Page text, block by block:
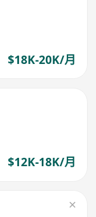
$18K-20K/月
$12K-18K/月